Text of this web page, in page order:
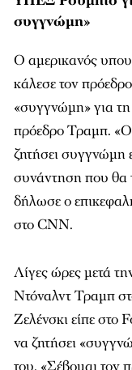
συγγνώμη»
Ο αμερικανός
κάλεσε τον
«συγγνώμη» για
πρόεδρο Τραμπ.
ζητήσει συγγνώμη
συνάντηση που θα
δήλωσε ο
στο CNN.
Λίγες ώρες μετά
Ντόναλντ Τραμπ
Ζελένσκι είπε στο
να ζητήσει